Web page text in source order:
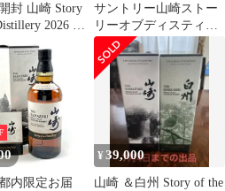
封 山崎 Story
2026 限
サントリー山崎ストー
リーオブディスティラ
リー2025 とニッカフロ
ム ザ バレル
内限定お届
¥39,000
山崎 ＆白州 Story of the